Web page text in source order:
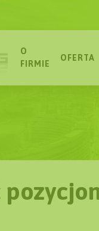
O
FIRMIE
OFERTA